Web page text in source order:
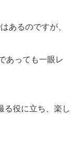
あるのですが、
あっても一眼レ
る役に立ち、楽し